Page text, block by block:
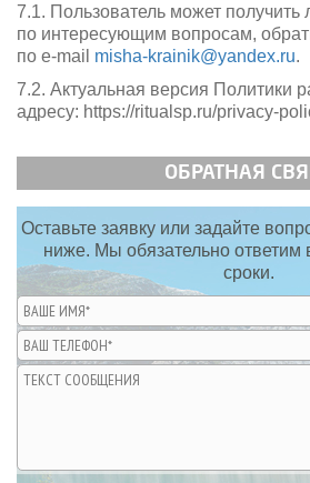
7.1. Пользователь может
по интересующим вопросам,
по e-mail misha-krainik@yandex.ru.
7.2. Актуальная версия Политики
адресу: https://ritualsp.ru/privacy-
ОБРАТНАЯ
Оставьте заявку или задайте
ниже. Мы обязательно ответим
сроки.